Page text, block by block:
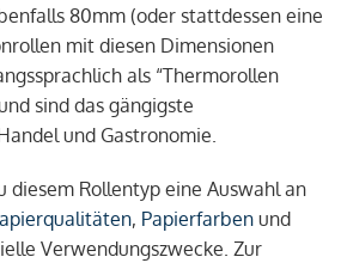
80mm (oder stattdessen eine
mit diesen Dimensionen
als “Thermorollen
sind das gängigste
und Gastronomie.
diesem Rollentyp eine Auswahl an
, Papierfarben und
Verwendungszwecke. Zur